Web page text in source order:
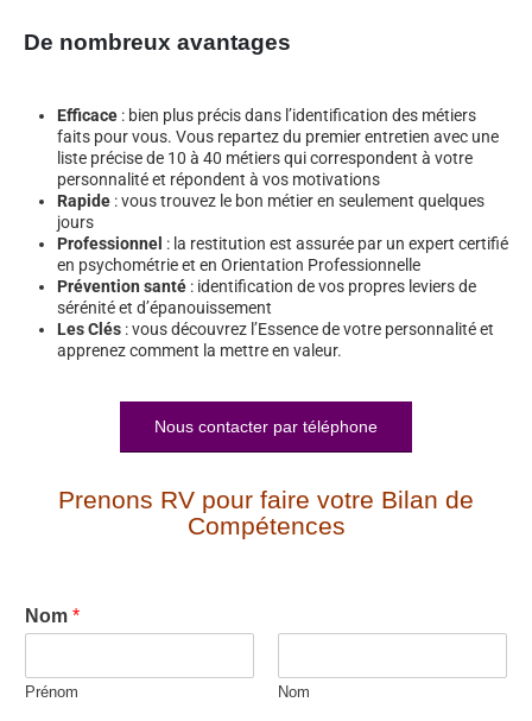
De nombreux avantages
Efficace : bien plus précis dans l’identification des métiers
faits pour vous. Vous repartez du premier entretien avec une
liste précise de 10 à 40 métiers qui correspondent à votre
personnalité et répondent à vos motivations
Rapide : vous trouvez le bon métier en seulement quelques
jours
Professionnel : la restitution est assurée par un expert certifié
en psychométrie et en Orientation Professionnelle
Prévention santé : identification de vos propres leviers de
sérénité et d’épanouissement
Les Clés : vous découvrez l’Essence de votre personnalité et
apprenez comment la mettre en valeur.
Nous contacter par téléphone
Prenons RV pour faire votre Bilan de
Compétences
Nom *
Prénom Nom